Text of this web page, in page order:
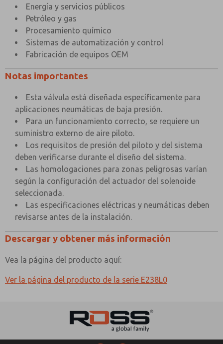
Energía y servicios públicos
Petróleo y gas
Procesamiento químico
Sistemas de automatización y control
Fabricación de equipos OEM
Notas importantes
Esta válvula está diseñada específicamente para
aplicaciones neumáticas de baja presión.
Para un funcionamiento correcto, se requiere un
suministro externo de aire piloto.
Los requisitos de presión del piloto y del sistema
deben verificarse durante el diseño del sistema.
Las homologaciones para zonas peligrosas varían
según la configuración del actuador del solenoide
seleccionada.
Las especificaciones eléctricas y neumáticas deben
revisarse antes de la instalación.
Descargar y obtener más información
Vea la página del producto aquí:
Ver la página del producto de la serie E238L0